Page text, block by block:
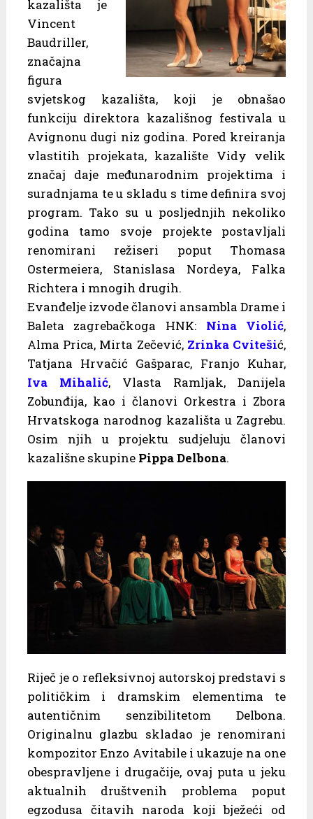
kazališta je
Vincent
Baudriller,
značajna
figura
svjetskog kazališta, koji je obnašao
funkciju direktora kazališnog festivala u
Avignonu dugi niz godina. Pored kreiranja
vlastitih projekata, kazalište Vidy velik
značaj daje međunarodnim projektima i
suradnjama te u skladu s time definira svoj
program. Tako su u posljednjih nekoliko
godina tamo svoje projekte postavljali
renomirani režiseri poput Thomasa
Ostermeiera, Stanislasa Nordeya, Falka
Richtera i mnogih drugih.
Evanđelje izvode članovi ansambla Drame i
Baleta zagrebačkoga HNK: Nina Violić,
Alma Prica, Mirta Zečević, Zrinka Cvitešić,
Tatjana Hrvačić Gašparac, Franjo Kuhar,
Iva Mihalić, Vlasta Ramljak, Danijela
Zobunđija, kao i članovi Orkestra i Zbora
Hrvatskoga narodnog kazališta u Zagrebu.
Osim njih u projektu sudjeluju članovi
kazališne skupine Pippa Delbona.
Riječ je o refleksivnoj autorskoj predstavi s
političkim i dramskim elementima te
autentičnim senzibilitetom Delbona.
Originalnu glazbu skladao je renomirani
kompozitor Enzo Avitabile i ukazuje na one
obespravljene i drugačije, ovaj puta u jeku
aktualnih društvenih problema poput
egzodusa čitavih naroda koji bježeći od